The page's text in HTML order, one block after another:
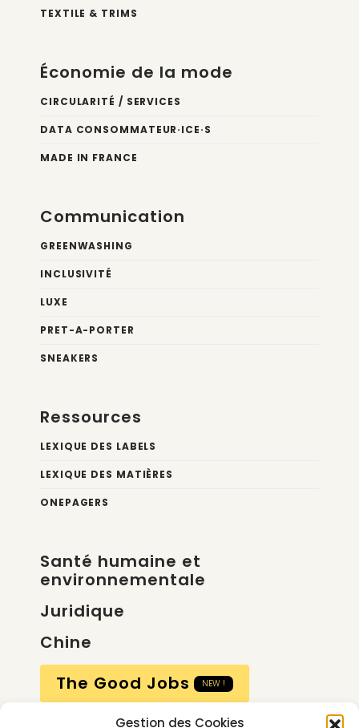
Gestion des Cookies
TEXTILE & TRIMS
Économie de la mode
CIRCULARITÉ / SERVICES
DATA CONSOMMATEUR·ICE·S
MADE IN FRANCE
Communication
GREENWASHING
INCLUSIVITÉ
LUXE
PRET-A-PORTER
SNEAKERS
Ressources
LEXIQUE DES LABELS
LEXIQUE DES MATIÈRES
ONEPAGERS
Santé humaine et
environnementale
Juridique
Chine
The Good Jobs
NEW !